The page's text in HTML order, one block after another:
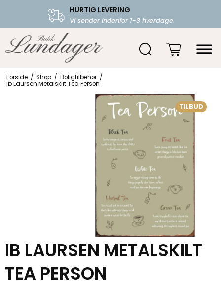
HURTIG LEVERING
Vi sender indenfor 1-3 hverdage
FRI FRAGT OVER 599.-
Starter fra 39,-
Forside / Shop / Boligtilbehør /
Ib Laursen Metalskilt Tea Person
TILBUD
IB LAURSEN METALSKILT
TEA PERSON